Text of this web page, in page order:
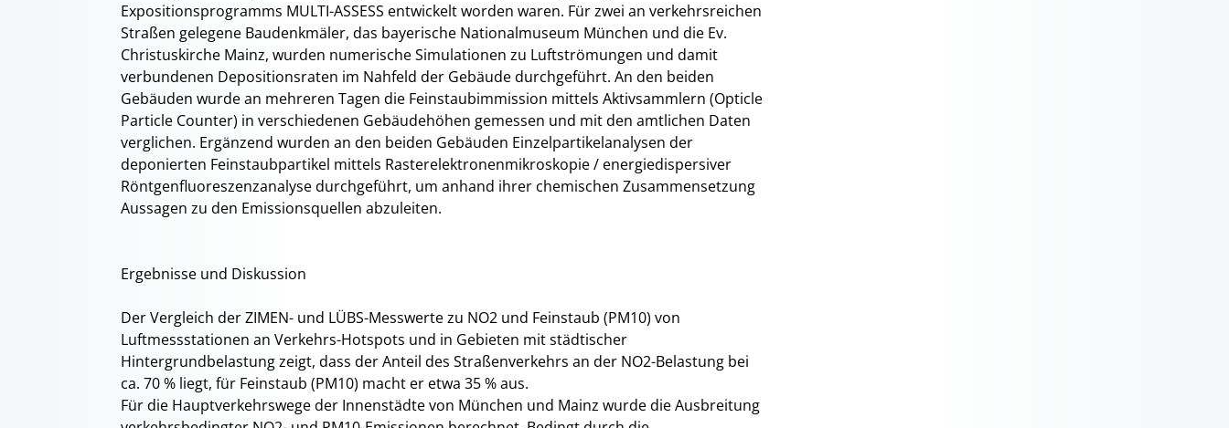
Expositionsprogramms MULTI-ASSESS entwickelt worden waren. Für zwei an verkehrsreichen
Straßen gelegene Baudenkmäler, das bayerische Nationalmuseum München und die Ev.
Christuskirche Mainz, wurden numerische Simulationen zu Luftströmungen und damit
verbundenen Depositionsraten im Nahfeld der Gebäude durchgeführt. An den beiden
Gebäuden wurde an mehreren Tagen die Feinstaubimmission mittels Aktivsammlern (Opticle
Particle Counter) in verschiedenen Gebäudehöhen gemessen und mit den amtlichen Daten
verglichen. Ergänzend wurden an den beiden Gebäuden Einzelpartikelanalysen der
deponierten Feinstaubpartikel mittels Rasterelektronenmikroskopie / energiedispersiver
Röntgenfluoreszenzanalyse durchgeführt, um anhand ihrer chemischen Zusammensetzung
Aussagen zu den Emissionsquellen abzuleiten.
Ergebnisse und Diskussion
Der Vergleich der ZIMEN- und LÜBS-Messwerte zu NO2 und Feinstaub (PM10) von
Luftmessstationen an Verkehrs-Hotspots und in Gebieten mit städtischer
Hintergrundbelastung zeigt, dass der Anteil des Straßenverkehrs an der NO2-Belastung bei
ca. 70 % liegt, für Feinstaub (PM10) macht er etwa 35 % aus.
Für die Hauptverkehrswege der Innenstädte von München und Mainz wurde die Ausbreitung